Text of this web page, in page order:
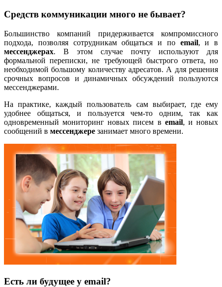
Средств коммуникации много не бывает?
Большинство компаний придерживается компромиссного
подхода, позволяя сотрудникам общаться и по email, и в
мессенджерах. В этом случае почту используют для
формальной переписки, не требующей быстрого ответа, но
необходимой большому количеству адресатов. А для решения
срочных вопросов и динамичных обсуждений пользуются
мессенджерами.
На практике, каждый пользователь сам выбирает, где ему
удобнее общаться, и пользуется чем-то одним, так как
одновременный мониторинг новых писем в email, и новых
сообщений в мессенджере занимает много времени.
Есть ли будущее у email?